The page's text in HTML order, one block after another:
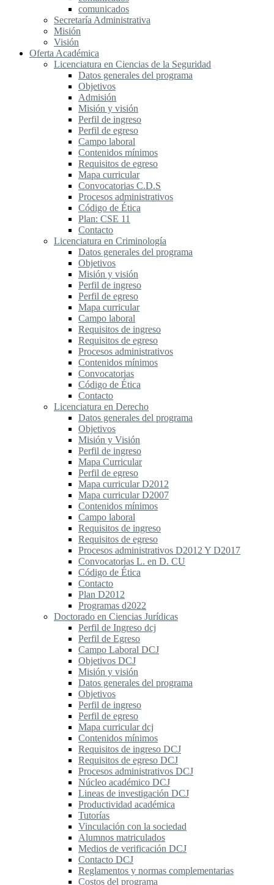
comunicados
Secretaría Administrativa
Misión
Visión
Oferta Académica
Licenciatura en Ciencias de la Seguridad
Datos generales del programa
Objetivos
Admisión
Misión y visión
Perfil de ingreso
Perfil de egreso
Campo laboral
Contenidos mínimos
Requisitos de egreso
Mapa curricular
Convocatorias C.D.S
Procesos administrativos
Código de Ética
Plan: CSE 11
Contacto
Licenciatura en Criminología
Datos generales del programa
Objetivos
Misión y visión
Perfil de ingreso
Perfil de egreso
Mapa curricular
Campo laboral
Requisitos de ingreso
Requisitos de egreso
Procesos administrativos
Contenidos mínimos
Convocatorias
Código de Ética
Contacto
Licenciatura en Derecho
Datos generales del programa
Objetivos
Misión y Visión
Perfil de ingreso
Mapa Curricular
Perfil de egreso
Mapa curricular D2012
Mapa curricular D2007
Contenidos mínimos
Campo laboral
Requisitos de ingreso
Requisitos de egreso
Procesos administrativos D2012 Y D2017
Convocatorias L. en D. CU
Código de Ética
Contacto
Plan D2012
Programas d2022
Doctorado en Ciencias Jurídicas
Perfil de Ingreso dcj
Perfil de Egreso
Campo Laboral DCJ
Objetivos DCJ
Misión y visión
Datos generales del programa
Objetivos
Perfil de ingreso
Perfil de egreso
Mapa curricular dcj
Contenidos mínimos
Requisitos de ingreso DCJ
Requisitos de egreso DCJ
Procesos administrativos DCJ
Núcleo académico DCJ
Lineas de investigación DCJ
Productividad académica
Tutorías
Vinculación con la sociedad
Alumnos matriculados
Medios de verificación DCJ
Contacto DCJ
Reglamentos y normas complementarias
Costos del programa